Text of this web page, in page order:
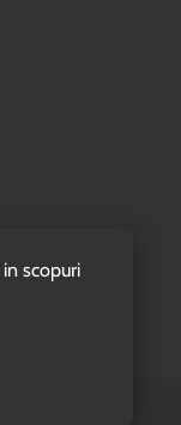
scopuri